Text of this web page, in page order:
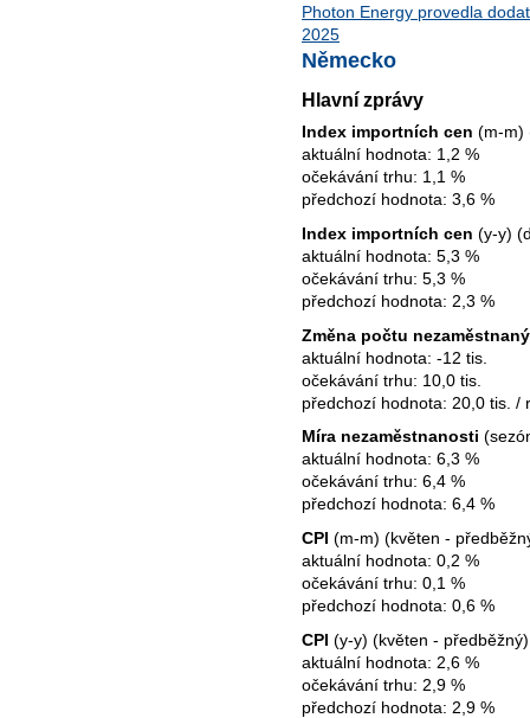
Photon Energy provedla
2025
Německo
Hlavní zprávy
Index importních cen (m-m)
aktuální hodnota: 1,2 %
očekávání trhu: 1,1 %
předchozí hodnota: 3,6 %
Index importních cen (y-y)
aktuální hodnota: 5,3 %
očekávání trhu: 5,3 %
předchozí hodnota: 2,3 %
Změna počtu
aktuální hodnota: -12 tis.
očekávání trhu: 10,0 tis.
předchozí hodnota: 20,0 tis. /
Míra nezaměstnanosti
aktuální hodnota: 6,3 %
očekávání trhu: 6,4 %
předchozí hodnota: 6,4 %
CPI (m-m) (květen -
aktuální hodnota: 0,2 %
očekávání trhu: 0,1 %
předchozí hodnota: 0,6 %
CPI (y-y) (květen -
aktuální hodnota: 2,6 %
očekávání trhu: 2,9 %
předchozí hodnota: 2,9 %